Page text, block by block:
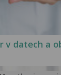
datech a